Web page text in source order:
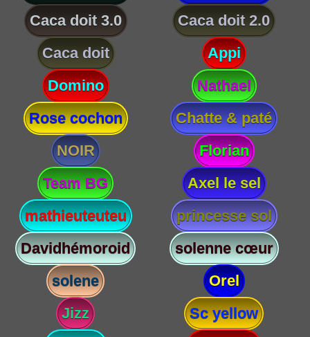
Caca doit 3.0
Caca doit 2.0
Caca doit
Appi
Domino
Nathael
Rose cochon
Chatte & paté
NOIR
Florian
Team BG
Axel le sel
mathieuteuteu
princesse sol
Davidhémoroid
solenne cœur
solene
Orel
Jizz
Sc yellow